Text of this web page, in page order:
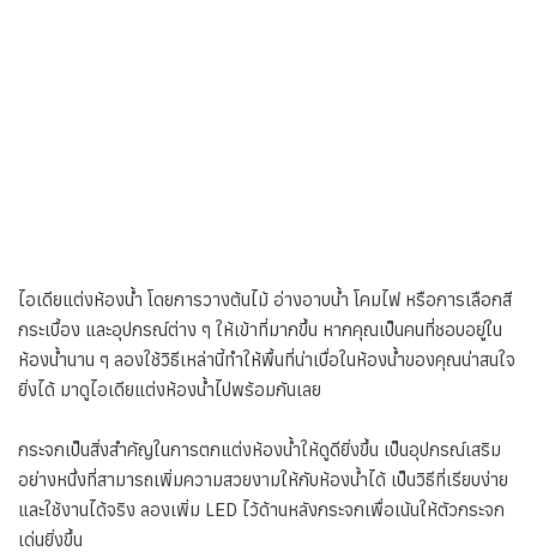
ไอเดียแต่งห้องน้ำ โดยการวางต้นไม้ อ่างอาบน้ำ โคมไฟ หรือการเลือกสี
กระเบื้อง และอุปกรณ์ต่าง ๆ ให้เข้าที่มากขึ้น หากคุณเป็นคนที่ชอบอยู่ใน
ห้องน้ำนาน ๆ ลองใช้วิธีเหล่านี้ทำให้พื้นที่น่าเบื่อในห้องน้ำของคุณน่าสนใจ
ยิ่งได้ มาดูไอเดียแต่งห้องน้ำไปพร้อมกันเลย
กระจกเป็นสิ่งสำคัญในการตกแต่งห้องน้ำให้ดูดียิ่งขึ้น เป็นอุปกรณ์เสริม
อย่างหนึ่งที่สามารถเพิ่มความสวยงามให้กับห้องน้ำได้ เป็นวิธีที่เรียบง่าย
และใช้งานได้จริง ลองเพิ่ม LED ไว้ด้านหลังกระจกเพื่อเน้นให้ตัวกระจก
เด่นยิ่งขึ้น